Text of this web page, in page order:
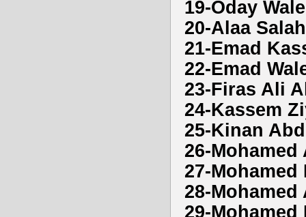
19-Oday
20-Alaa
21-Emad
22-Emad
23-Firas Ali
24-Kassem
25-Kinan
26-
27-
28-
29-